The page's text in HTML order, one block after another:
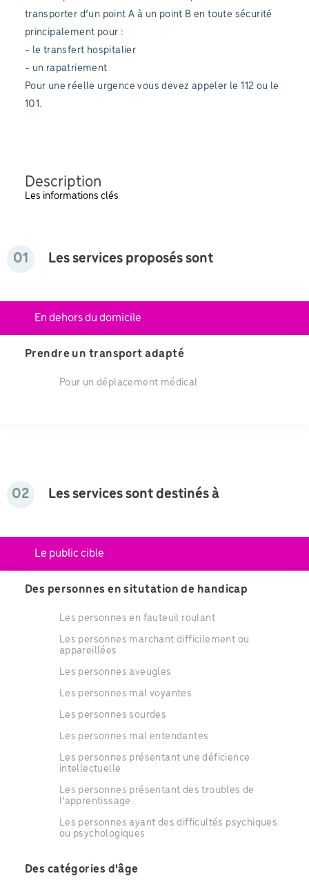
transporter d’un point A à un point B en toute sécurité
principalement pour :
- le transfert hospitalier
- un rapatriement
Pour une réelle urgence vous devez appeler le 112 ou le
101.
Description
Les informations clés
01 Les services proposés sont
En dehors du domicile
Prendre un transport adapté
Pour un déplacement médical
02 Les services sont destinés à
Le public cible
Des personnes en situtation de handicap
Les personnes en fauteuil roulant
Les personnes marchant difficilement ou
appareillées
Les personnes aveugles
Les personnes mal voyantes
Les personnes sourdes
Les personnes mal entendantes
Les personnes présentant une déficience
intellectuelle
Les personnes présentant des troubles de
l'apprentissage.
Les personnes ayant des difficultés psychiques
ou psychologiques
Des catégories d'âge